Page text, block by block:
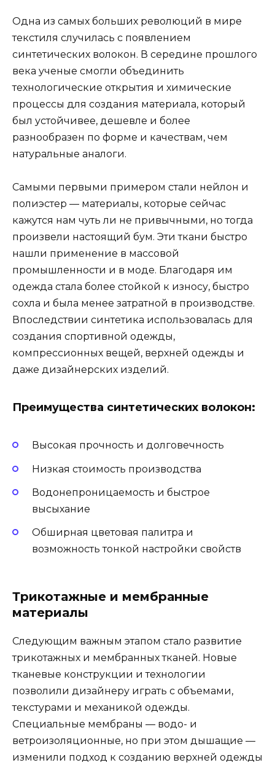
Одна из самых больших революций в мире
текстиля случилась с появлением
синтетических волокон. В середине прошлого
века ученые смогли объединить
технологические открытия и химические
процессы для создания материала, который
был устойчивее, дешевле и более
разнообразен по форме и качествам, чем
натуральные аналоги.
Самыми первыми примером стали нейлон и
полиэстер — материалы, которые сейчас
кажутся нам чуть ли не привычными, но тогда
произвели настоящий бум. Эти ткани быстро
нашли применение в массовой
промышленности и в моде. Благодаря им
одежда стала более стойкой к износу, быстро
сохла и была менее затратной в производстве.
Впоследствии синтетика использовалась для
создания спортивной одежды,
компрессионных вещей, верхней одежды и
даже дизайнерских изделий.
Преимущества синтетических волокон:
Высокая прочность и долговечность
Низкая стоимость производства
Водонепроницаемость и быстрое
высыхание
Обширная цветовая палитра и
возможность тонкой настройки свойств
Трикотажные и мембранные
материалы
Следующим важным этапом стало развитие
трикотажных и мембранных тканей. Новые
тканевые конструкции и технологии
позволили дизайнеру играть с объемами,
текстурами и механикой одежды.
Специальные мембраны — водо- и
ветроизоляционные, но при этом дышащие —
изменили подход к созданию верхней одежды